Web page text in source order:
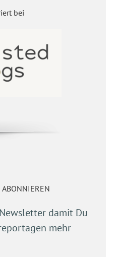
bei
damit Du
mehr